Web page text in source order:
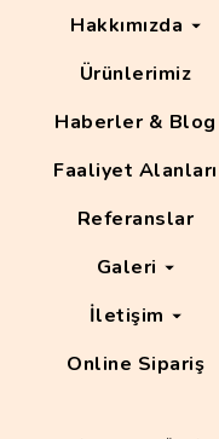
Hakkımızda
Ürünlerimiz
Haberler & Blog
Faaliyet Alanları
Referanslar
Galeri
İletişim
Online Sipariş